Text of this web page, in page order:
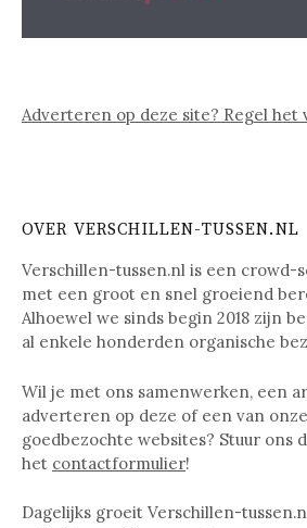
Adverteren op deze site? Regel het
OVER VERSCHILLEN-TUSSEN.NL
Verschillen-tussen.nl is een crowd-
met een groot en snel groeiend
Alhoewel we sinds begin 2018 zijn
al enkele honderden organische
Wil je met ons samenwerken, een
adverteren op deze of een van
goedbezochte websites? Stuur ons
het contactformulier!
Dagelijks groeit Verschillen-